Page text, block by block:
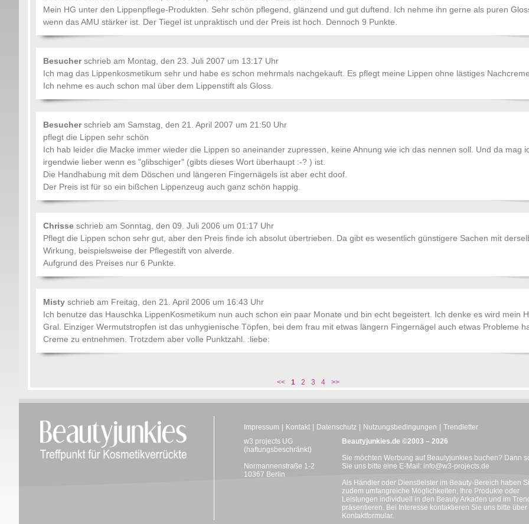
Mein HG unter den Lippenpflege-Produkten. Sehr schön pflegend, glänzend und gut duftend. Ich nehme ihn gerne als puren
wenn das AMU stärker ist. Der Tiegel ist unpraktisch und der Preis ist hoch. Dennoch 9 Punkte.
Besucher schrieb am Montag, den 23. Juli 2007 um 13:17 Uhr
Ich mag das Lippenkosmetikum sehr und habe es schon mehrmals nachgekauft. Es pflegt meine Lippen ohne lästiges
Ich nehme es auch schon mal über dem Lippenstift als Gloss.
Besucher schrieb am Samstag, den 21. April 2007 um 21:50 Uhr
pflegt die Lippen sehr schön
Ich hab leider die Macke immer wieder die Lippen so aneinander zupressen, keine Ahnung wie ich das nennen soll. Und da mag
irgendwie lieber wenn es "glibschiger" (gibts dieses Wort überhaupt :-? ) ist.
Die Handhabung mit dem Döschen und längeren Fingernägels ist aber echt doof.
Der Preis ist für so ein bißchen Lippenzeug auch ganz schön happig.
Chrisse schrieb am Sonntag, den 09. Juli 2006 um 01:17 Uhr
Pflegt die Lippen schon sehr gut, aber den Preis finde ich absolut übertrieben. Da gibt es wesentlich günstigere Sachen mit
Wirkung, beispielsweise der Pflegestift von alverde.
Aufgrund des Preises nur 6 Punkte.
Misty schrieb am Freitag, den 21. April 2006 um 16:43 Uhr
Ich benutze das Hauschka LippenKosmetikum nun auch schon ein paar Monate und bin echt begeistert. Ich denke es wird mein
Gral. Einziger Wermutstropfen ist das unhygienische Töpfen, bei dem frau mit etwas längern Fingernägel auch etwas Probleme
Creme zu entnehmen. Trotzdem aber volle Punktzahl. :liebe:
<< 1 2 3 4 >>
Impressum Kontakt Datenschutz Nutzungsbedingungen
Trendletter
w3 projects UG
(haftungsbeschränkt)
Normannenstraße 1-2
10367 Berlin
Beautyjunkies.de ©2003 – 2026
Sie möchten Werbung auf Beautyjunkies buchen? Dann
Sie uns bitte eine E-Mail: info@w3-projects.de
Als Händler oder Dienstleister im Beauty-Bereich haben
zudem umfangreiche Möglichkeiten, Ihre Produkte oder
Leistungen individuell in den Beauty Arkaden und im
präsentieren. Bei Interesse kontaktieren Sie uns bitte über
Kontaktformular.